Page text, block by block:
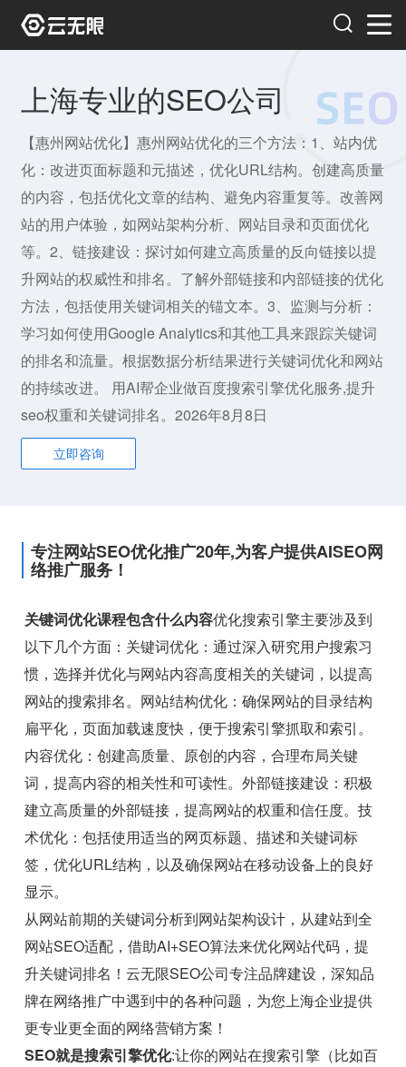
上海专业的SEO公司
【惠州网站优化】惠州网站优化的三个方法：1、站内优
化：改进页面标题和元描述，优化URL结构。创建高质量
的内容，包括优化文章的结构、避免内容重复等。改善网
站的用户体验，如网站架构分析、网站目录和页面优化
等。2、链接建设：探讨如何建立高质量的反向链接以提
升网站的权威性和排名。了解外部链接和内部链接的优化
方法，包括使用关键词相关的锚文本。3、监测与分析：
学习如何使用Google Analytics和其他工具来跟踪关键词
的排名和流量。根据数据分析结果进行关键词优化和网站
的持续改进。 用AI帮企业做百度搜索引擎优化服务,提升
seo权重和关键词排名。2026年8月8日
立即咨询
专注网站SEO优化推广20年,为客户提供AISEO网
络推广服务！
关键词优化课程包含什么内容优化搜索引擎主要涉及到
以下几个方面：关键词优化：通过深入研究用户搜索习
惯，选择并优化与网站内容高度相关的关键词，以提高
网站的搜索排名。网站结构优化：确保网站的目录结构
扁平化，页面加载速度快，便于搜索引擎抓取和索引。
内容优化：创建高质量、原创的内容，合理布局关键
词，提高内容的相关性和可读性。外部链接建设：积极
建立高质量的外部链接，提高网站的权重和信任度。技
术优化：包括使用适当的网页标题、描述和关键词标
签，优化URL结构，以及确保网站在移动设备上的良好
显示。
从网站前期的关键词分析到网站架构设计，从建站到全
网站SEO适配，借助AI+SEO算法来优化网站代码，提
升关键词排名！云无限SEO公司专注品牌建设，深知品
牌在网络推广中遇到中的各种问题，为您上海企业提供
更专业更全面的网络营销方案！
SEO就是搜索引擎优化:让你的网站在搜索引擎（比如百